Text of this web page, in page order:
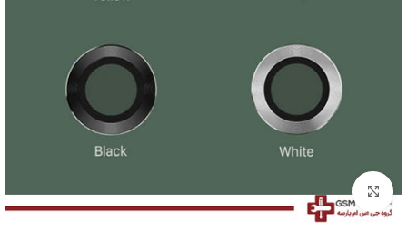
بزرگنمایی تصویر